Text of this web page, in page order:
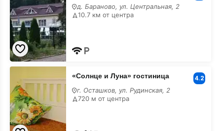
д. Бараново, ул. Центральная, 2
10.7 км от центра
«Солнце
Луна»
гостиница
«Солнце и Луна» гостиница 4.2
г. Осташков, ул. Рудинская, 2
720 м от центра